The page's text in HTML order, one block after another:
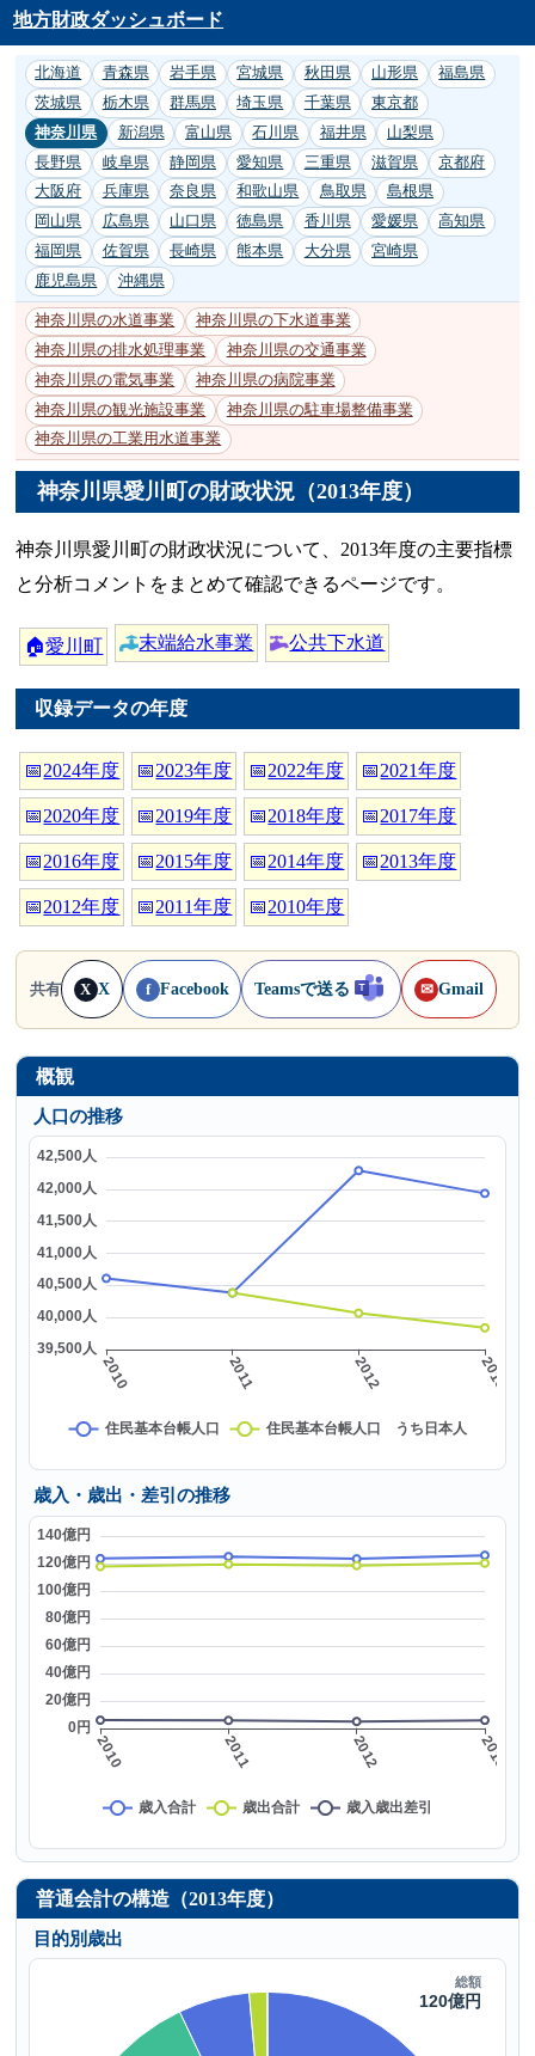
地方財政ダッシュボード
北海道 青森県 岩手県 宮城県 秋田県 山形県
福島県
茨城県
栃木県 群馬県 埼玉県 千葉県
東京都
神奈川県
新潟県 富山県 石川県 福井県
山梨県
長野県
岐阜県 静岡県 愛知県 三重県 滋賀県
京都府
大阪府
兵庫県 奈良県 和歌山県 鳥取県
島根県
岡山県
広島県 山口県 徳島県 香川県 愛媛県
高知県
福岡県
佐賀県 長崎県 熊本県 大分県
宮崎県
鹿児島県
沖縄県
神奈川県の水道事業
神奈川県の下水道事業
神奈川県の排水処理事業
神奈川県の交通事業
神奈川県の電気事業
神奈川県の病院事業
神奈川県の観光施設事業
神奈川県の駐車場整備事業
神奈川県の工業用水道事業
神奈川県愛川町の財政状況（2013年度）
神奈川県愛川町の財政状況について、2013年度の主要指標
と分析コメントをまとめて確認できるページです。
🏠愛川町 末端給水事業 公共下水道
収録データの年度
📅2024年度 📅2023年度 📅2022年度 📅2021年度
📅2020年度 📅2019年度 📅2018年度 📅2017年度
📅2016年度 📅2015年度 📅2014年度 📅2013年度
📅2012年度 📅2011年度 📅2010年度
共有 X X f Facebook Teamsで送る ✉ Gmail
概観
人口の推移
歳入・歳出・差引の推移
普通会計の構造（2013年度）
目的別歳出